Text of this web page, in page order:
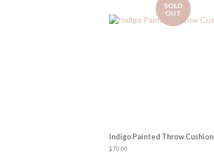
SOLD
OUT
Indigo Painted Throw Cushion
Regular
$70.00